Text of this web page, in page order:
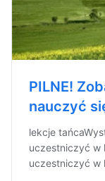
PILNE!
nauczyć
lekcje
uczestniczyć w
uczestniczyć w